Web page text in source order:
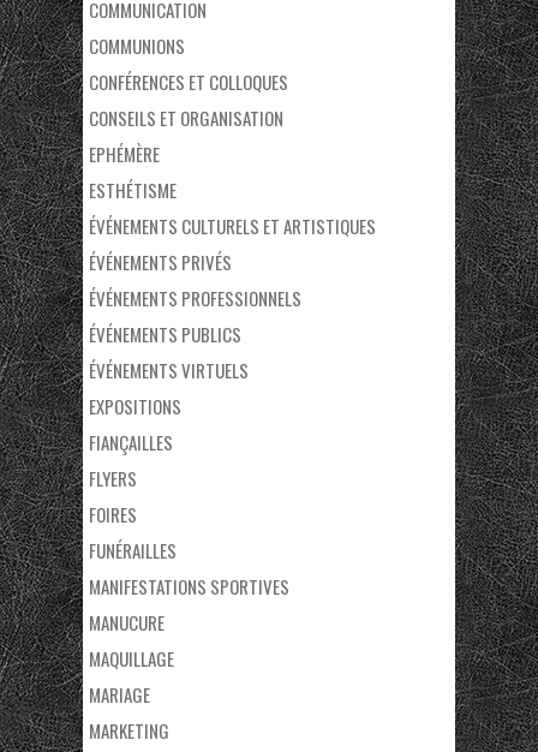
COMMUNICATION
COMMUNIONS
CONFÉRENCES ET COLLOQUES
CONSEILS ET ORGANISATION
EPHÉMÈRE
ESTHÉTISME
ÉVÉNEMENTS CULTURELS ET ARTISTIQUES
ÉVÉNEMENTS PRIVÉS
ÉVÉNEMENTS PROFESSIONNELS
ÉVÉNEMENTS PUBLICS
ÉVÉNEMENTS VIRTUELS
EXPOSITIONS
FIANÇAILLES
FLYERS
FOIRES
FUNÉRAILLES
MANIFESTATIONS SPORTIVES
MANUCURE
MAQUILLAGE
MARIAGE
MARKETING